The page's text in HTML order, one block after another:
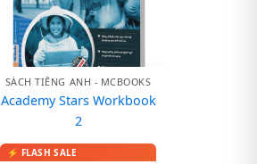
SÁCH TIẾNG ANH - MCBOOKS
Academy Stars Workbook
2